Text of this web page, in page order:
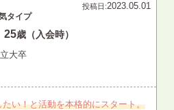
投稿日:2023.05.01
タイプ
25歳（入会時）
大卒
い！と活動を本格的にスタート。